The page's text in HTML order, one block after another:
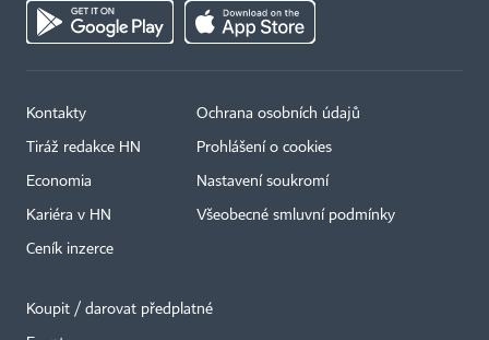
Kontakty
Tiráž redakce HN
Economia
Kariéra v HN
Ceník inzerce
Ochrana osobních údajů
Prohlášení o cookies
Nastavení soukromí
Všeobecné smluvní podmínky
Koupit / darovat předplatné